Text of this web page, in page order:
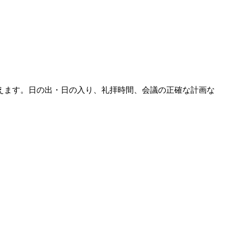
す。日の出・日の入り、礼拝時間、会議の正確な計画な